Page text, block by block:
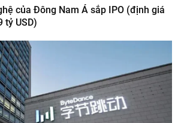
của Đông Nam Á sắp IPO (định giá
tỷ USD)